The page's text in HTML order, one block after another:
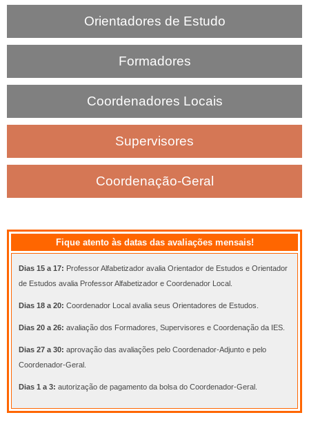
g
i
a
Orientadores de Estudo
Formadores
Coordenadores Locais
Supervisores
Coordenação-Geral
Fique atento às datas das avaliações mensais!
Dias 15 a 17: Professor Alfabetizador avalia Orientador de Estudos e Orientador
de Estudos avalia Professor Alfabetizador e Coordenador Local.
Dias 18 a 20: Coordenador Local avalia seus Orientadores de Estudos.
Dias 20 a 26: avaliação dos Formadores, Supervisores e Coordenação da IES.
Dias 27 a 30: aprovação das avaliações pelo Coordenador-Adjunto e pelo
Coordenador-Geral.
Dias 1 a 3: autorização de pagamento da bolsa do Coordenador-Geral.